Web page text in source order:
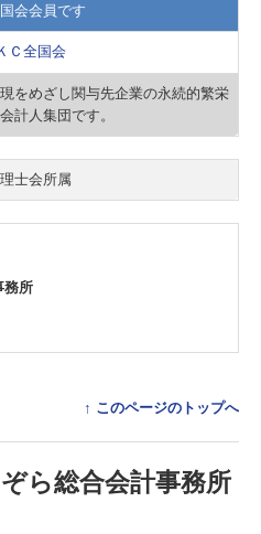
会会員です
をめざし関与先企業の永続的繁栄
計人集団です。
士会所属
務所
↑ このページのトップへ